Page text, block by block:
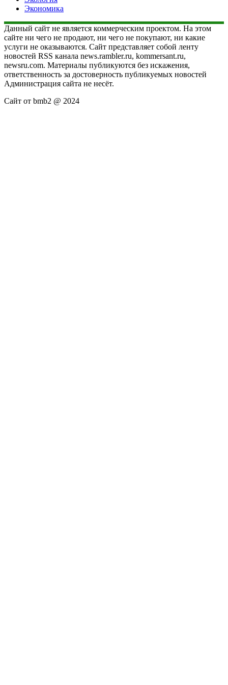
Экономика
Данный сайт не является коммерческим проектом. На этом
сайте ни чего не продают, ни чего не покупают, ни какие
услуги не оказываются. Сайт представляет собой ленту
новостей RSS канала news.rambler.ru, kommersant.ru,
newsru.com. Материалы публикуются без искажения,
ответственность за достоверность публикуемых новостей
Администрация сайта не несёт.
Сайт от bmb2 @ 2024